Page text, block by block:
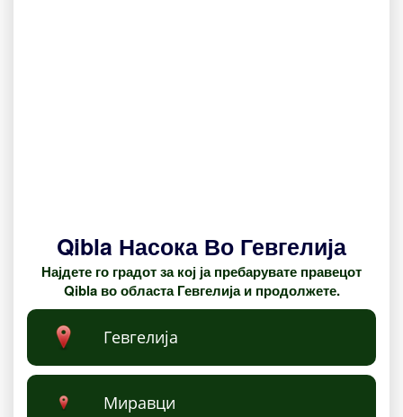
Qibla Насока Во Гевгелија
Најдете го градот за кој ја пребарувате правецот
Qibla во областа Гевгелија и продолжете.
Гевгелија
Миравци